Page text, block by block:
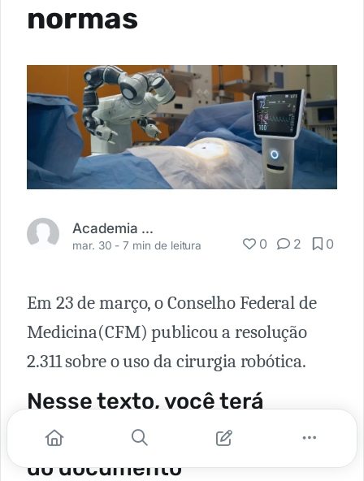
normas
Academia Médica
mar. 30 -7 min de leitura 0 2 0
Em 23 de março, o Conselho Federal de
Medicina(CFM) publicou a resolução
2.311 sobre o uso da cirurgia robótica.
Nesse texto, você terá
acesso aos principais pontos
do documento